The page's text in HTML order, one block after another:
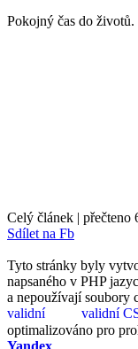
Pokojný čas do
Celý článek | přečteno
Sdílet na Fb
Tyto stránky byly
napsaného v PHP
a nepoužívají soubory
optimalizováno pro